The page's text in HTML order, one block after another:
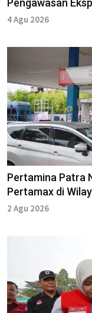
4 Agu 2026
Pertamina Patra
Pertamax di
2 Agu 2026